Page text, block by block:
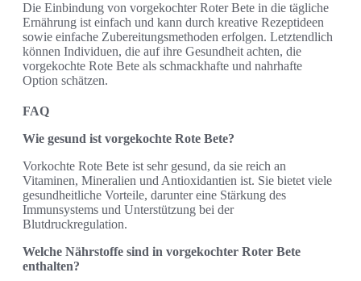
Die Einbindung von vorgekochter Roter Bete in die tägliche
Ernährung ist einfach und kann durch kreative Rezeptideen
sowie einfache Zubereitungsmethoden erfolgen. Letztendlich
können Individuen, die auf ihre Gesundheit achten, die
vorgekochte Rote Bete als schmackhafte und nahrhafte
Option schätzen.
FAQ
Wie gesund ist vorgekochte Rote Bete?
Vorkochte Rote Bete ist sehr gesund, da sie reich an
Vitaminen, Mineralien und Antioxidantien ist. Sie bietet viele
gesundheitliche Vorteile, darunter eine Stärkung des
Immunsystems und Unterstützung bei der
Blutdruckregulation.
Welche Nährstoffe sind in vorgekochter Roter Bete
enthalten?